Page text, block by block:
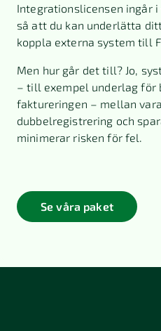
Integrationslicensen ingår
så att du kan underlätta
koppla externa system till
Men hur går det till? Jo,
– till exempel underlag för
faktureringen – mellan
dubbelregistrering och
minimerar risken för fel.
Se våra paket